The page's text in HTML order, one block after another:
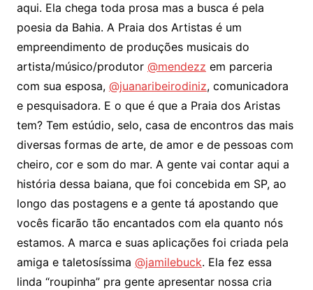
aqui. Ela chega toda prosa mas a busca é pela
poesia da Bahia. A Praia dos Artistas é um
empreendimento de produções musicais do
artista/músico/produtor @mendezz em parceria
com sua esposa, @juanaribeirodiniz, comunicadora
e pesquisadora. E o que é que a Praia dos Aristas
tem? Tem estúdio, selo, casa de encontros das mais
diversas formas de arte, de amor e de pessoas com
cheiro, cor e som do mar. A gente vai contar aqui a
história dessa baiana, que foi concebida em SP, ao
longo das postagens e a gente tá apostando que
vocês ficarão tão encantados com ela quanto nós
estamos. A marca e suas aplicações foi criada pela
amiga e taletosíssima @jamilebuck. Ela fez essa
linda “roupinha” pra gente apresentar nossa cria